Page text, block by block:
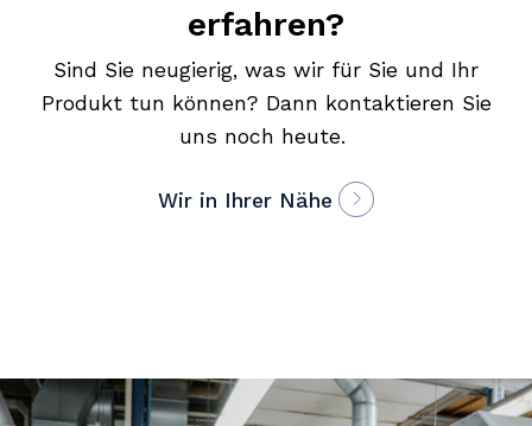
erfahren?
Sind Sie neugierig, was wir für Sie und Ihr
Produkt tun können? Dann kontaktieren Sie
uns noch heute.
Wir in Ihrer Nähe